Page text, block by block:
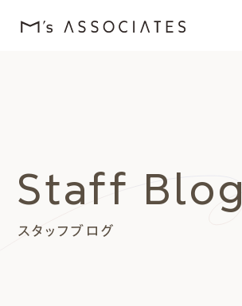
エムズを愛する人たち
施工事例
スタッフブログ
Staff Blog